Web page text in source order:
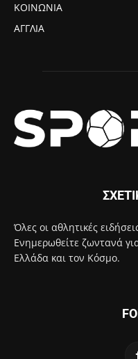
ΚΟΙΝΩΝΙΑ
ΑΓΓΛΙΑ
Όλες οι αθλητικές
Ενημερωθείτε ζωντανά
Ελλάδα και τον Κόσμο.